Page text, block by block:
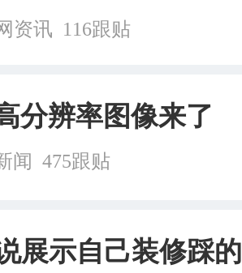
资讯 116跟贴
分辨率图像来了
闻 475跟贴
展示自己装修踩的